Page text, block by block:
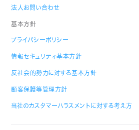
法人お問い合わせ
基本方針
プライバシーポリシー
情報セキュリティ基本方針
反社会的勢力に対する基本方針
顧客保護等管理方針
当社のカスタマーハラスメントに対する考え方